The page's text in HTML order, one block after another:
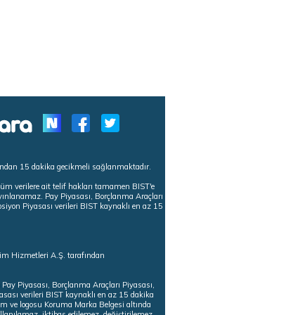
15 dakika gecikmeli sağlanmaktadır.
verilere ait telif hakları tamamen BIST'e
Pay Piyasası, Borçlanma Araçları
Piyasası verileri BIST kaynaklı en az 15
Hizmetleri A.Ş. tarafından
Piyasası, Borçlanma Araçları Piyasası,
verileri BIST kaynaklı en az 15 dakika
ve logosu Koruma Marka Belgesi altında